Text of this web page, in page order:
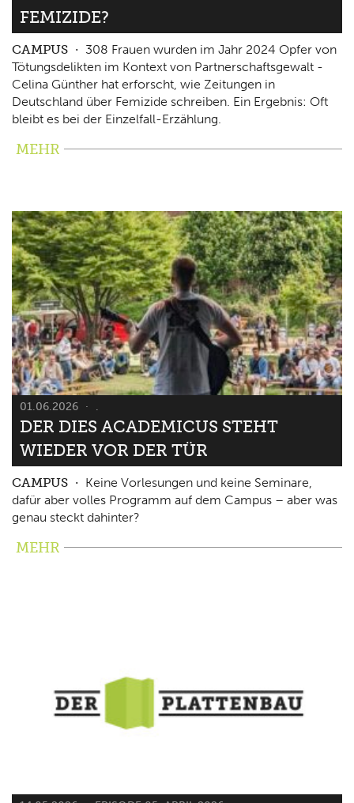
FEMIZIDE?
CAMPUS
308 Frauen wurden im Jahr 2024 Opfer von
Tötungsdelikten im Kontext von Partnerschaftsgewalt -
Celina Günther hat erforscht, wie Zeitungen in
Deutschland über Femizide schreiben. Ein Ergebnis: Oft
bleibt es bei der Einzelfall-Erzählung.
MEHR
01.06.2026 .
DER DIES ACADEMICUS STEHT
WIEDER VOR DER TÜR
CAMPUS
Keine Vorlesungen und keine Seminare,
dafür aber volles Programm auf dem Campus – aber was
genau steckt dahinter?
MEHR